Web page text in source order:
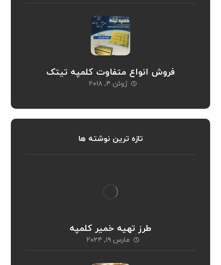
فروش انواع متفاوت کلمپه تیتک
ژوئن ۴, ۲۰۱۸
تازه ترین نوشته ها
طرز تهیه خمیر کلمپه
مارس ۱۹, ۲۰۲۴